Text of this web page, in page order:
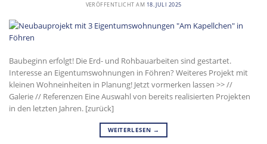
VERÖFFENTLICHT AM 18. JULI 2025
Baubeginn erfolgt! Die Erd- und Rohbauarbeiten sind gestartet.
Interesse an Eigentumswohnungen in Föhren? Weiteres Projekt mit
kleinen Wohneinheiten in Planung! Jetzt vormerken lassen >> //
Galerie // Referenzen Eine Auswahl von bereits realisierten Projekten
in den letzten Jahren. [zurück]
WEITERLESEN →